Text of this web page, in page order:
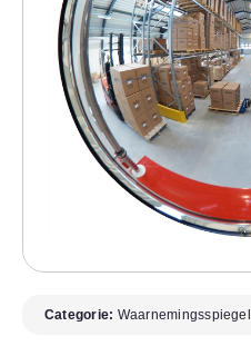
Categorie: Waarnemingsspiegel